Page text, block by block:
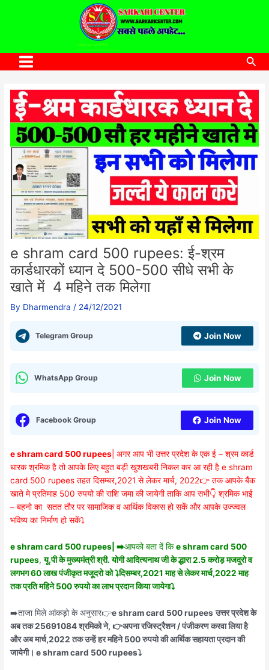
SARKARI CENTER
www.sarkaricenter.com
Main
Menu
e shram card 500 rupees: ई-श्रम
कार्डधारकों ध्यान दे 500-500 सीधे सभी के
खाते में 4 महिने तक मिलेगा
By Dharmendra / 24/12/2021
Telegram Group Join Now
WhatsApp Group Join Now
Facebook Group Join Now
e shram card 500 rupees | अगर आप भी उत्तर प्रदेश के एक ई – श्रम कार्ड
धारक श्रमिक है तो आपके लिए बहुत बड़ी खुशखबरी निकल कर आ रही है e shram
card 500 rupees तहत दिसम्बर,2021 से लेकर मार्च, 2022👉 तक आपके बैंक
खाते मे प्रतिमाह 500 रुपयो की राशि जमा की जायेगी ताकि आप सभी👇 श्रमिक भाई
– बहनो का सतत तौर पर सामाजिक व आर्थिक विकास हो सकें और आपके उज्ज्वल
भविष्य का निर्माण हो सकें⤵️
e shram card 500 rupees| ➡️आपको बता दें किe shram card 500
rupees,यू.पी के मुख्यमंत्री श्री. योगी आदित्यनाथ जी के द्धारा 2.5 करोड़ मजदूरो व
लगभग 60 लाख पंजीकृत मजूदरो को ⤵️दिसम्बर,2021 माह से लेकर मार्च,2022 माह
तक प्रति महिने 500 रुपयो का लाभ प्रदान किया जायेगा⤵️
➡️ताजा मिले आंकड़ो के अनुसार👉e shram card 500 rupees उत्तर प्रदेश के
अब तक 25691084 श्रमिको ने, 👉अपना रजिस्ट्रैशन / पंजीकरण करवा लिया है
और अब मार्च,2022 तक उन्हें हर महिने 500 रुपयो की आर्थिक सहायता प्रदान की
जायेगी। e shram card 500 rupees⤵️